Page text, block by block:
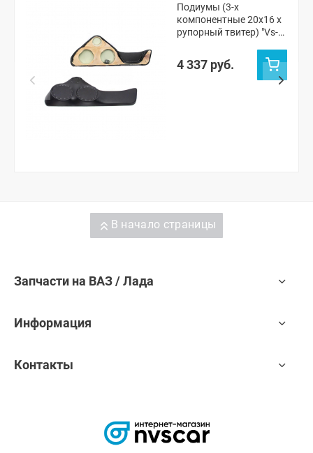
Подиумы (3-х
компонентные 20x16 x
рупорный твитер) "Vs-
Нива Тревел
4 337 руб.
В начало страницы
Запчасти на ВАЗ / Лада
Информация
Контакты